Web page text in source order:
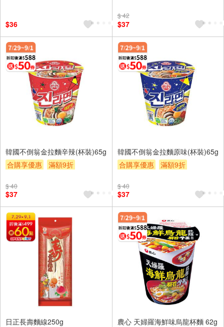
$36
$ 42
$37
韓國不倒翁金拉麵辛辣(杯裝)65g
合購享優惠
滿額9折
$ 40
$37
韓國不倒翁金拉麵原味(杯裝)65g
合購享優惠
滿額9折
$ 40
$37
日正長壽麵線250g
農心 天婦羅海鮮味烏龍杯麵 62g